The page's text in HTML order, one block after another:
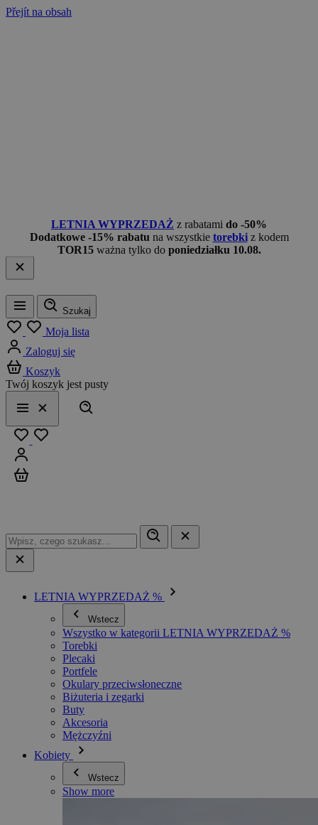
Přejít na obsah
LETNIA WYPRZEDAŻ z rabatami do -50%
Dodatkowe -15% rabatu na wszystkie torebkiz kodem
TOR15 ważna tylko do poniedziałku 10.08.
Menu
Szukaj
Moja lista
Zaloguj się
Koszyk
Twój koszyk jest pusty
Menu
Zamknij
LETNIA WYPRZEDAŻ %
Wstecz
Wszystko w kategorii LETNIA WYPRZEDAŻ %
Torebki
Plecaki
Portfele
Okulary przeciwsłoneczne
Biżuteria i zegarki
Buty
Akcesoria
Mężczyźni
Kobiety
Wstecz
Show more